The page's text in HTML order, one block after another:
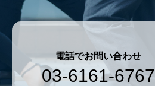
電話でお問い合わせ
03-6161-6767